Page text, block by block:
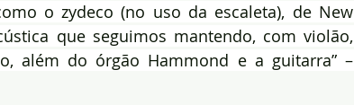
o zydeco (no uso da escaleta), de New
que seguimos mantendo, com violão,
além do órgão Hammond e a guitarra” –